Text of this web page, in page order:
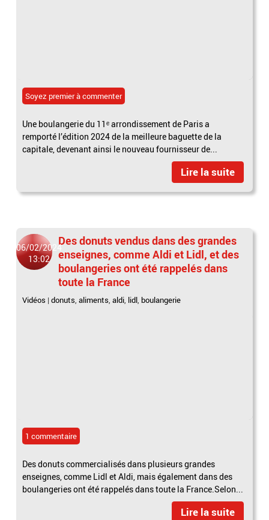
Soyez premier à commenter
Une boulangerie du 11ᵉ arrondissement de Paris a
remporté l’édition 2024 de la meilleure baguette de la
capitale, devenant ainsi le nouveau fournisseur de...
Lire la suite
06/02/2024
13:02
Des donuts vendus dans des grandes
enseignes, comme Aldi et Lidl, et des
boulangeries ont été rappelés dans
toute la France
Vidéos |donuts,aliments,aldi, lidl, boulangerie
1 commentaire
Des donuts commercialisés dans plusieurs grandes
enseignes, comme Lidl et Aldi, mais également dans des
boulangeries ont été rappelés dans toute la France.Selon...
Lire la suite